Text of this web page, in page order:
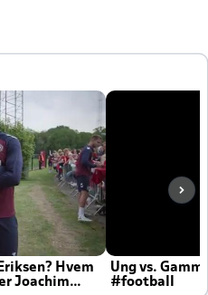
Hvem
Joachim
Ung vs.
#football